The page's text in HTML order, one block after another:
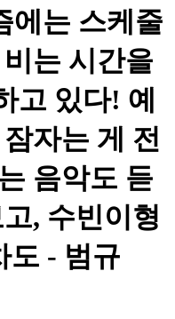
에는 스케줄
는 시간을
고 있다! 예
자는 게 전
음악도 듣
, 수빈이형
도 - 범규